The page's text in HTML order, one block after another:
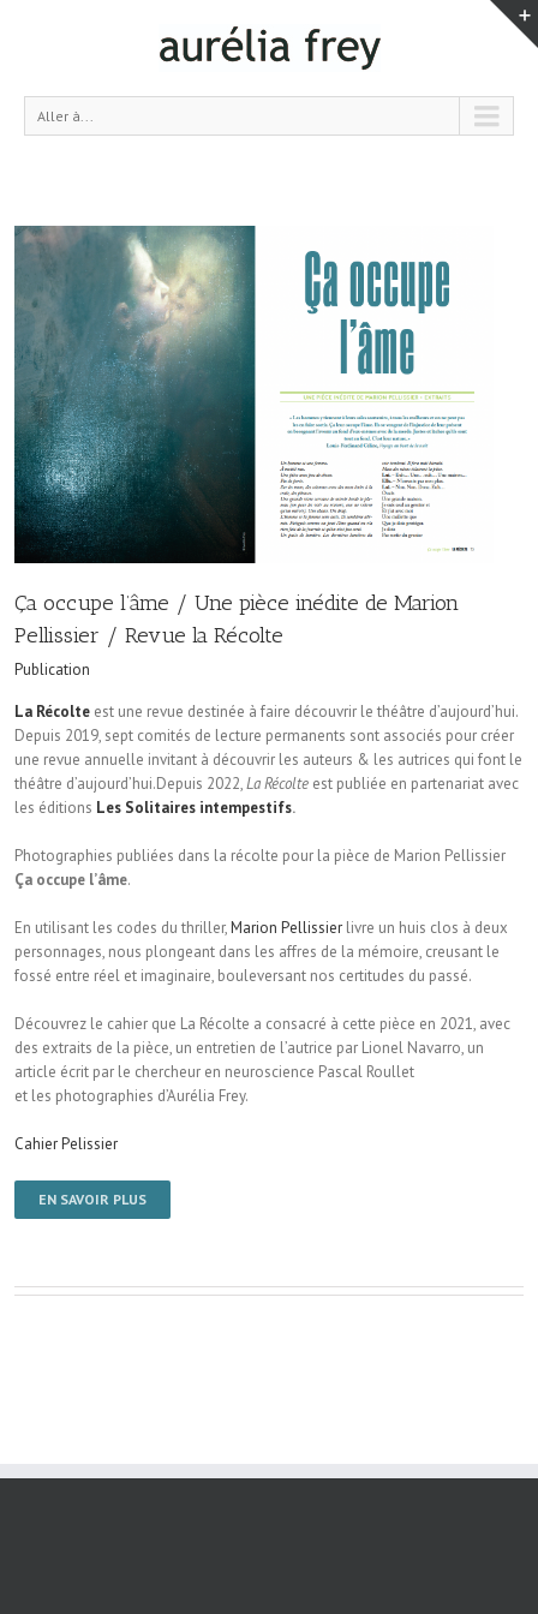
Aller à...
Ça occupe l’âme / Une pièce inédite de Marion
Pellissier / Revue la Récolte
Publication
La Récolte est une revue destinée à faire découvrir le théâtre d’aujourd’hui.
Depuis 2019, sept comités de lecture permanents sont associés pour créer
une revue annuelle invitant à découvrir les auteurs & les autrices qui font le
théâtre d’aujourd’hui.Depuis 2022,La Récolte est publiée en partenariat avec
les éditions Les Solitaires intempestifs.
Photographies publiées dans la récolte pour la pièce de Marion Pellissier
Ça occupe l’âme.
En utilisant les codes du thriller,Marion Pellissier livre un huis clos à deux
personnages, nous plongeant dans les affres de la mémoire, creusant le
fossé entre réel et imaginaire, bouleversant nos certitudes du passé.
Découvrez le cahier que La Récolte a consacré à cette pièce en 2021, avec
des extraits de la pièce, un entretien de l’autrice par Lionel Navarro, un
article écrit par le chercheur en neuroscience Pascal Roullet
et les photographies d’Aurélia Frey.
Cahier Pelissier
EN SAVOIR PLUS